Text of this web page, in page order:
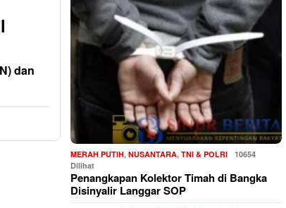
dan
MERAH PUTIH,NUSANTARA,TNI & POLRI
10654
Dilihat
Penangkapan Kolektor Timah di Bangka
Disinyalir Langgar SOP